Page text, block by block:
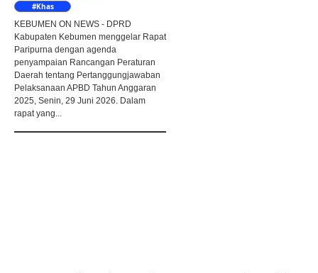
#Khas
KEBUMEN ON NEWS - DPRD
Kabupaten Kebumen menggelar Rapat
Paripurna dengan agenda
penyampaian Rancangan Peraturan
Daerah tentang Pertanggungjawaban
Pelaksanaan APBD Tahun Anggaran
2025, Senin, 29 Juni 2026. Dalam
rapat yang...